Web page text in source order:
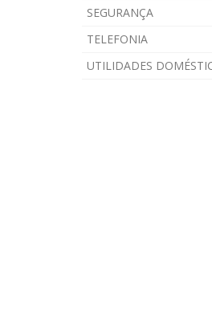
SEGURANÇA
TELEFONIA
UTILIDADES